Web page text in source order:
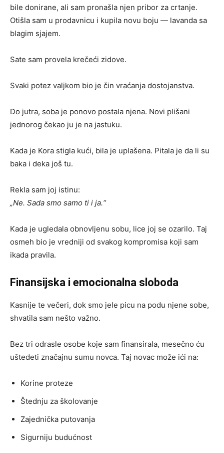
bile donirane, ali sam pronašla njen pribor za crtanje.
Otišla sam u prodavnicu i kupila novu boju — lavanda sa
blagim sjajem.
Sate sam provela krečeći zidove.
Svaki potez valjkom bio je čin vraćanja dostojanstva.
Do jutra, soba je ponovo postala njena. Novi plišani
jednorog čekao ju je na jastuku.
Kada je Kora stigla kući, bila je uplašena. Pitala je da li su
baka i deka još tu.
Rekla sam joj istinu:
„Ne. Sada smo samo ti i ja.“
Kada je ugledala obnovljenu sobu, lice joj se ozarilo. Taj
osmeh bio je vredniji od svakog kompromisa koji sam
ikada pravila.
Finansijska i emocionalna sloboda
Kasnije te večeri, dok smo jele picu na podu njene sobe,
shvatila sam nešto važno.
Bez tri odrasle osobe koje sam finansirala, mesečno ću
uštedeti značajnu sumu novca. Taj novac može ići na:
Korine proteze
Štednju za školovanje
Zajednička putovanja
Sigurniju budućnost